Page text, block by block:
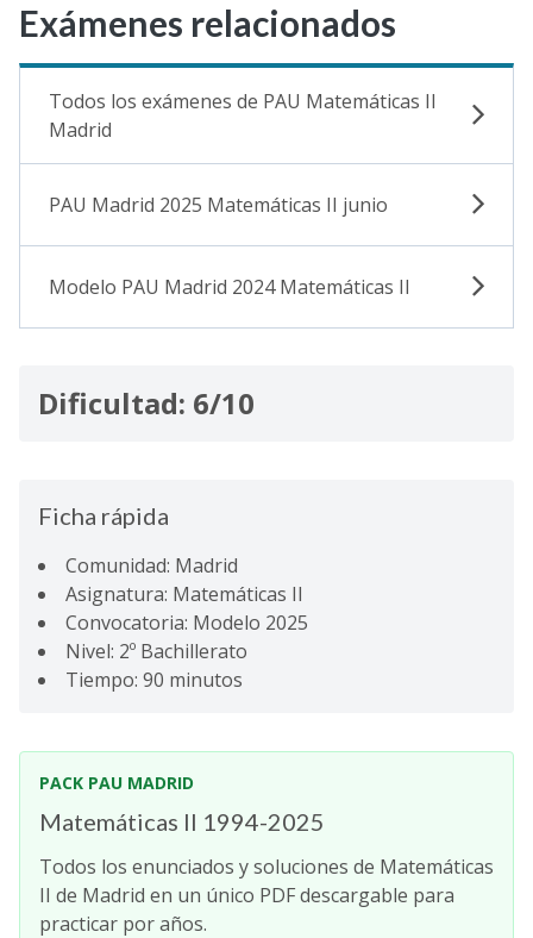
Exámenes relacionados
Todos los exámenes de PAU Matemáticas II
Madrid
PAU Madrid 2025 Matemáticas II junio
Modelo PAU Madrid 2024 Matemáticas II
Dificultad: 6/10
Ficha rápida
Comunidad: Madrid
Asignatura: Matemáticas II
Convocatoria: Modelo 2025
Nivel: 2º Bachillerato
Tiempo: 90 minutos
PACK PAU MADRID
Matemáticas II 1994-2025
Todos los enunciados y soluciones de Matemáticas
II de Madrid en un único PDF descargable para
practicar por años.